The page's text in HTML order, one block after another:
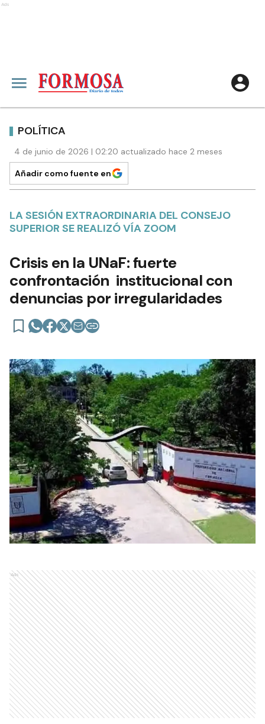
Ads
POLÍTICA
4 de junio de 2026 | 02:20 actualizado hace 2 meses
Añadir como fuente en
LA SESIÓN EXTRAORDINARIA DEL CONSEJO
SUPERIOR SE REALIZÓ VÍA ZOOM
Crisis en la UNaF: fuerte
confrontación institucional con
denuncias por irregularidades
Ads